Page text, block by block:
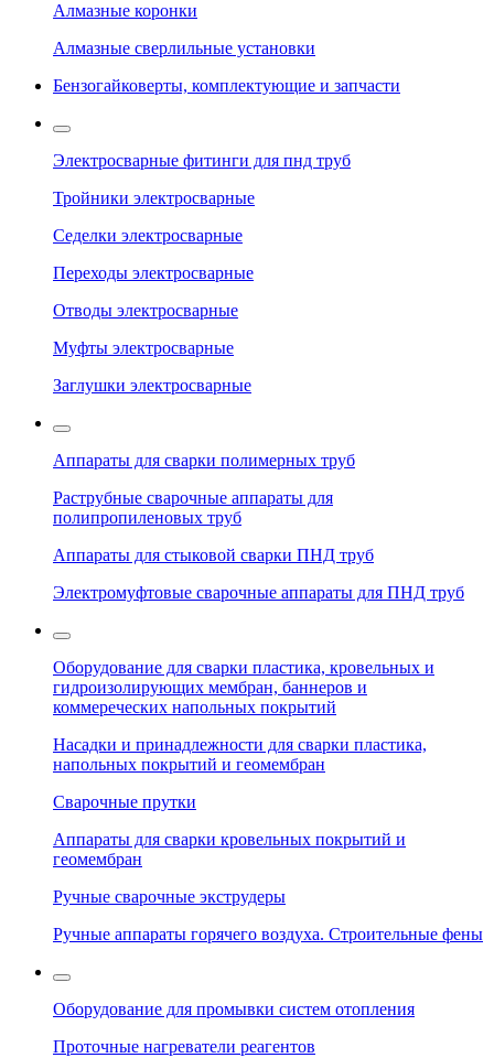
Алмазные коронки
Алмазные сверлильные установки
Бензогайковерты, комплектующие и запчасти
Электросварные фитинги для пнд труб
Тройники электросварные
Седелки электросварные
Переходы электросварные
Отводы электросварные
Муфты электросварные
Заглушки электросварные
Аппараты для сварки полимерных труб
Раструбные сварочные аппараты для
полипропиленовых труб
Аппараты для стыковой сварки ПНД труб
Электромуфтовые сварочные аппараты для ПНД труб
Оборудование для сварки пластика, кровельных и
гидроизолирующих мембран, баннеров и
коммереческих напольных покрытий
Насадки и принадлежности для сварки пластика,
напольных покрытий и геомембран
Сварочные прутки
Аппараты для сварки кровельных покрытий и
геомембран
Ручные сварочные экструдеры
Ручные аппараты горячего воздуха. Строительные фены
Оборудование для промывки систем отопления
Проточные нагреватели реагентов